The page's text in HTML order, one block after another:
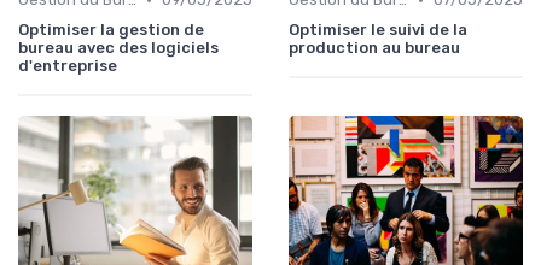
Optimiser la gestion de
bureau avec des logiciels
d'entreprise
Optimiser le suivi de la
production au bureau